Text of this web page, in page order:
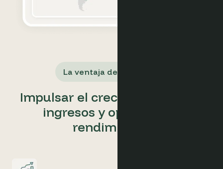
La ventaja de Optimand
Impulsar el crecimiento de los
ingresos y optimizar el
rendimiento.